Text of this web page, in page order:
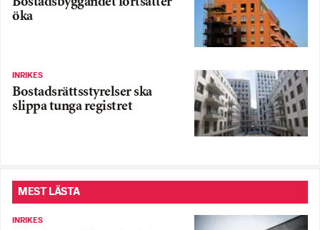
öka
INRIKES
Bostadsrättsstyrelser ska
slippa tunga registret
MEST LÄSTA
INRIKES